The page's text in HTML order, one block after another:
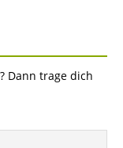
Dann trage dich